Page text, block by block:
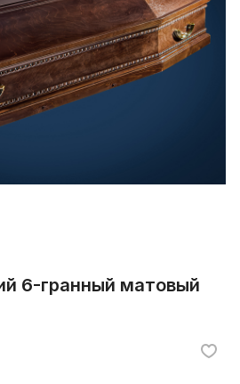
6-гранный матовый